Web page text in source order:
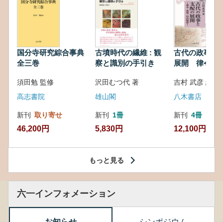
国分寺研究綜合事典
全三巻
須田勉 監修
高志書院
新刊 取り寄せ
46,200円
古墳時代の繊維 : 観
察と識別の手引き
沢田むつ代 著
雄山閣
新刊 1冊
5,830円
古代の政事と
展開 律令・
吉村 武彦 編集
八木書店
新刊 4冊
12,100円
もっと見る
六一インフォメーション